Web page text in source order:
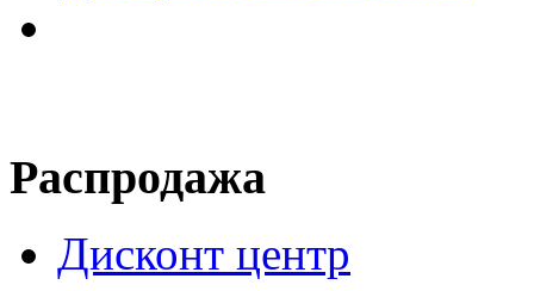
Распродажа
Дисконт центр